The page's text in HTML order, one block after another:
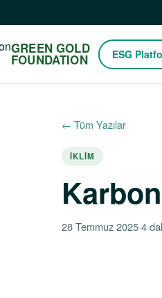
GREEN GOLD
FOUNDATION ESG
← Tüm Yazılar
İKLIM
28 Temmuz 2025·4